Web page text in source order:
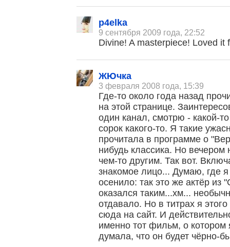
p4elka
9 сентября 2009 года, 22:52
Divine! A masterpiece! Loved it
ЖЮчка
3 февраля 2008 года, 15:39
Где-то около года назад
на этой странице.
один канал, смотрю - какой-
сорок какого-то. Я такие
прочитала в программе о
нибудь классика. Но
чем-то другим. Так вот.
знакомое лицо... Думаю, где
осенило: так это же актёр
оказался таким...хм...
отдавало. Но в титрах я
сюда на сайт. И
именно тот фильм, о котором
думала, что он будет чёрно-
, поделитесь своим мнением
Малосодержательные и грубые отзывы нещадно